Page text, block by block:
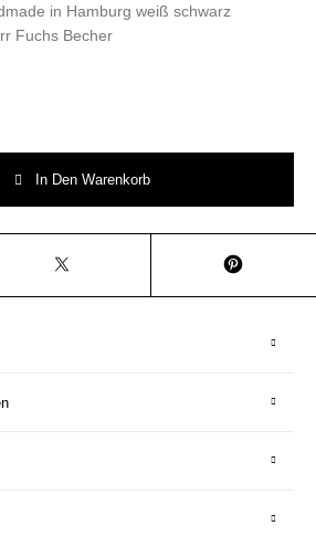
in Hamburg weiß schwarz
Fuchs Becher
In Den Warenkorb